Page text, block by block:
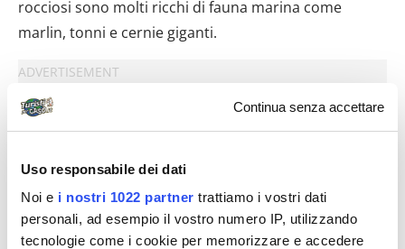
Continua senza accettare
Uso responsabile dei dati
Noi e i nostri 1022 partner trattiamo i vostri dati
personali, ad esempio il vostro numero IP, utilizzando
tecnologie come i cookie per memorizzare e accedere
rocciosi sono molti ricchi di fauna marina come
marlin, tonni e cernie giganti.